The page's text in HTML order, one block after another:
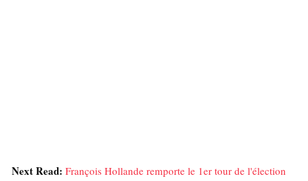
Next Read: François Hollande remporte le 1er tour de l'élection